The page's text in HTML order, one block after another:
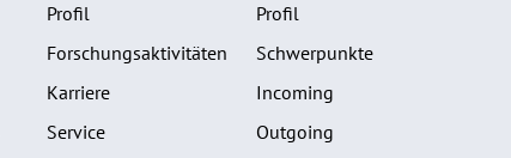
Profil
Forschungsaktivitäten
Karriere
Service
Profil
Schwerpunkte
Incoming
Outgoing